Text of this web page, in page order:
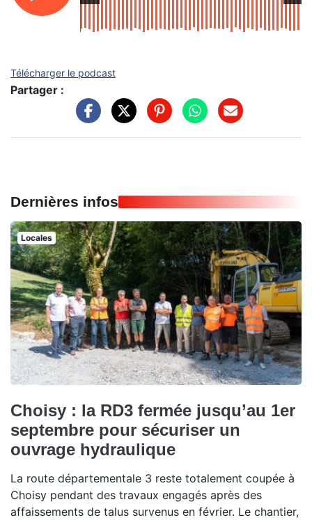
Télécharger le podcast
Partager :
Dernières infos
Locales
Choisy : la RD3 fermée jusqu’au 1er
septembre pour sécuriser un
ouvrage hydraulique
La route départementale 3 reste totalement coupée à
Choisy pendant des travaux engagés après des
affaissements de talus survenus en février. Le chantier,